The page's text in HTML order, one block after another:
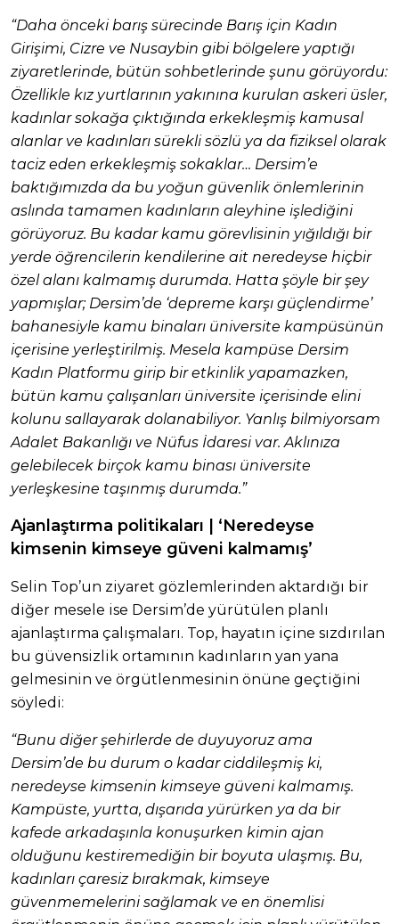
“Daha önceki barış sürecinde Barış için Kadın
Girişimi, Cizre ve Nusaybin gibi bölgelere yaptığı
ziyaretlerinde, bütün sohbetlerinde şunu görüyordu:
Özellikle kız yurtlarının yakınına kurulan askeri üsler,
kadınlar sokağa çıktığında erkekleşmiş kamusal
alanlar ve kadınları sürekli sözlü ya da fiziksel olarak
taciz eden erkekleşmiş sokaklar… Dersim’e
baktığımızda da bu yoğun güvenlik önlemlerinin
aslında tamamen kadınların aleyhine işlediğini
görüyoruz. Bu kadar kamu görevlisinin yığıldığı bir
yerde öğrencilerin kendilerine ait neredeyse hiçbir
özel alanı kalmamış durumda. Hatta şöyle bir şey
yapmışlar; Dersim’de ‘depreme karşı güçlendirme’
bahanesiyle kamu binaları üniversite kampüsünün
içerisine yerleştirilmiş. Mesela kampüse Dersim
Kadın Platformu girip bir etkinlik yapamazken,
bütün kamu çalışanları üniversite içerisinde elini
kolunu sallayarak dolanabiliyor. Yanlış bilmiyorsam
Adalet Bakanlığı ve Nüfus İdaresi var. Aklınıza
gelebilecek birçok kamu binası üniversite
yerleşkesine taşınmış durumda.”
Ajanlaştırma politikaları | ‘Neredeyse
kimsenin kimseye güveni kalmamış’
Selin Top’un ziyaret gözlemlerinden aktardığı bir
diğer mesele ise Dersim’de yürütülen planlı
ajanlaştırma çalışmaları. Top, hayatın içine sızdırılan
bu güvensizlik ortamının kadınların yan yana
gelmesinin ve örgütlenmesinin önüne geçtiğini
söyledi:
“Bunu diğer şehirlerde de duyuyoruz ama
Dersim’de bu durum o kadar ciddileşmiş ki,
neredeyse kimsenin kimseye güveni kalmamış.
Kampüste, yurtta, dışarıda yürürken ya da bir
kafede arkadaşınla konuşurken kimin ajan
olduğunu kestiremediğin bir boyuta ulaşmış. Bu,
kadınları çaresiz bırakmak, kimseye
güvenmemelerini sağlamak ve en önemlisi